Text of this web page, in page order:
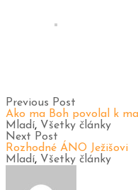
Previous Post
Ako ma Boh povolal k
Mladí, Všetky články
Next Post
Rozhodné ÁNO Ježišovi
Mladí, Všetky články